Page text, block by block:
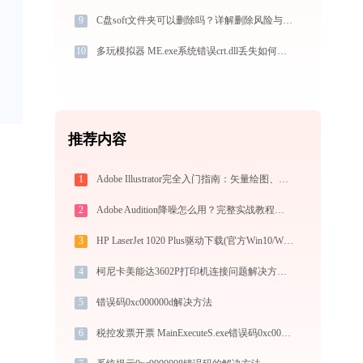
9 C盘soft文件夹可以删除吗？详解删除风险与方法
10 多玩模拟器 ME.exe系统错误crt.dll丢失如何解决
推荐内容
1 Adobe Illustrator完全入门指南：矢量绘图、Logo设计到商业插画的必备工具详解
2 Adobe Audition降噪怎么用？完整实战教程（从入门到异常排查）
3 HP LaserJet 1020 Plus驱动下载(官方Win10/Win11)
4 柯尼卡美能达3602P打印机连接问题解决方法 -金山毒霸
5 错误码0xc000000d解决方法
6 税控发票开票 MainExecuteS.exe错误码0xc000000d处理办法